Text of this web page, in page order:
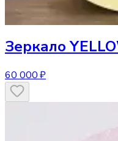
Зеркало
60 000 ₽